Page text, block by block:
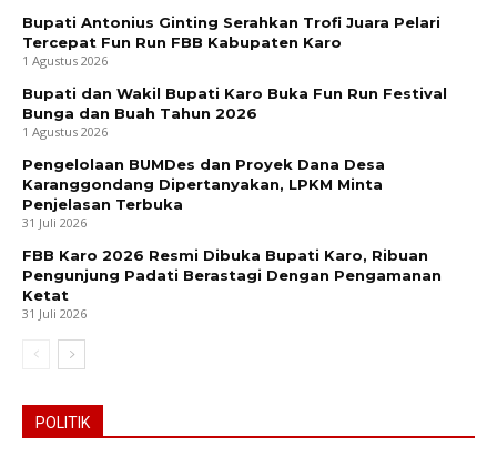
Bupati Antonius Ginting Serahkan Trofi Juara Pelari
Tercepat Fun Run FBB Kabupaten Karo
1 Agustus 2026
Bupati dan Wakil Bupati Karo Buka Fun Run Festival
Bunga dan Buah Tahun 2026
1 Agustus 2026
Pengelolaan BUMDes dan Proyek Dana Desa
Karanggondang Dipertanyakan, LPKM Minta
Penjelasan Terbuka
31 Juli 2026
FBB Karo 2026 Resmi Dibuka Bupati Karo, Ribuan
Pengunjung Padati Berastagi Dengan Pengamanan
Ketat
31 Juli 2026
POLITIK